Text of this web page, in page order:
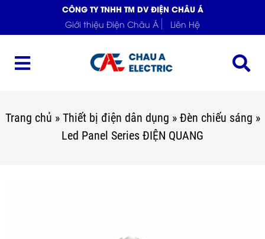
CÔNG TY TNHH TM DV ĐIỆN CHÂU Á
Giới thiệu Điện Châu Á
Liên Hệ
Trang chủ » Thiết bị điện dân dụng » Đèn chiếu sáng »
Led Panel Series ĐIỆN QUANG